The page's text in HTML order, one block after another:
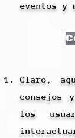
eventos y
Claro,
consejos
los